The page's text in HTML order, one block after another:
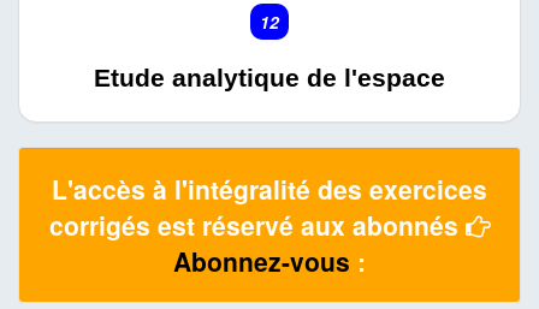
12
Etude analytique de l'espace
L'accès à l'intégralité des exercices
corrigés est réservé aux abonnés
Abonnez-vous :